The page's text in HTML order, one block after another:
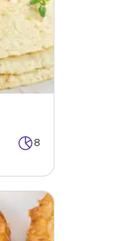
8